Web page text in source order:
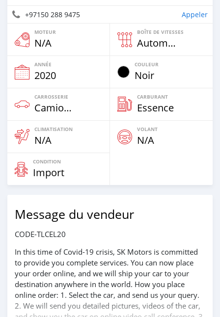
+97150 288 9475 Appeler
MOTEUR
N/A
BOÎTE DE VITESSES
Automatique
ANNÉE
2020
COULEUR
Noir
CARROSSERIE
Camion‒Bus
CARBURANT
Essence
CLIMATISATION
N/A
VOLANT
N/A
CONDITION
Import
Message du vendeur
CODE-TLCEL20
In this time of Covid-19 crisis, SK Motors is committed
to provide you complete services. You can now place
your order online, and we will ship your car to your
destination anywhere in the world. How you place
online order: 1. Select the car, and send us your query.
2. We will send you detailed pictures, videos of the car,